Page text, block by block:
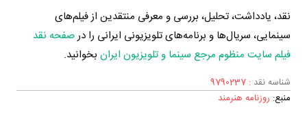
نقد، یادداشت، تحلیل، بررسی و معرفی منتقدین از فیلم‌های
سینمایی، سریال‌ها و برنامه‌های تلویزیونی ایرانی را درصفحه نقد
فیلم سایت منظوم مرجع سینما و تلویزیون ایران بخوانید.
شناسه نقد : 9790237
منبع: روزنامه هنرمند